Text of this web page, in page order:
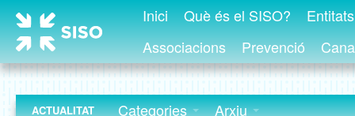
Inici Què és el SISO?
Associacions
Prevenció
ACTUALITAT Categories Arxiu